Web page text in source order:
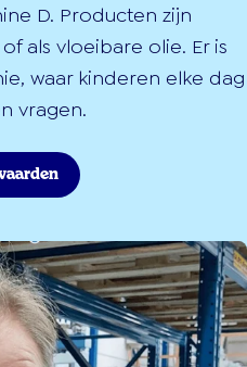
D. Producten zijn
als vloeibare olie. Er is
waar kinderen elke dag
vragen.